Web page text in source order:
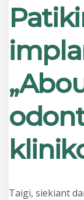
Taigi, siekiant